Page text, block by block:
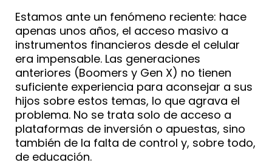
Estamos ante un fenómeno reciente: hace
apenas unos años, el acceso masivo a
instrumentos financieros desde el celular
era impensable. Las generaciones
anteriores (Boomers y Gen X) no tienen
suficiente experiencia para aconsejar a sus
hijos sobre estos temas, lo que agrava el
problema. No se trata solo de acceso a
plataformas de inversión o apuestas, sino
también de la falta de control y, sobre todo,
de educación.